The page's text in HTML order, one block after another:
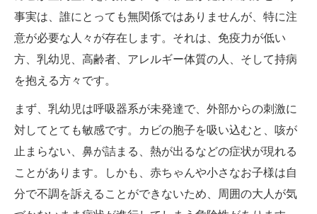
事実は、誰にとっても無関係ではありませんが、特に注
意が必要な人々が存在します。それは、免疫力が低い
方、乳幼児、高齢者、アレルギー体質の人、そして持病
を抱える方々です。
まず、乳幼児は呼吸器系が未発達で、外部からの刺激に
対してとても敏感です。カビの胞子を吸い込むと、咳が
止まらない、鼻が詰まる、熱が出るなどの症状が現れる
ことがあります。しかも、赤ちゃんや小さなお子様は自
分で不調を訴えることができないため、周囲の大人が気